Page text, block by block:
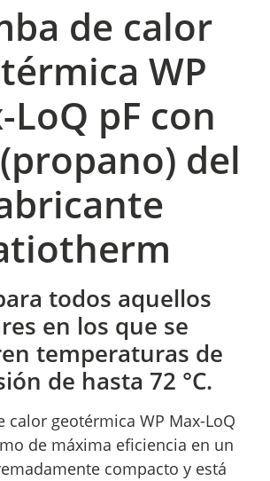
de calor
WP
LoQ pF con
del
todos aquellos
en los que se
temperaturas de
de hasta 72 °C.
calor geotérmica WP Max-LoQ
de máxima eficiencia en un
compacto y está